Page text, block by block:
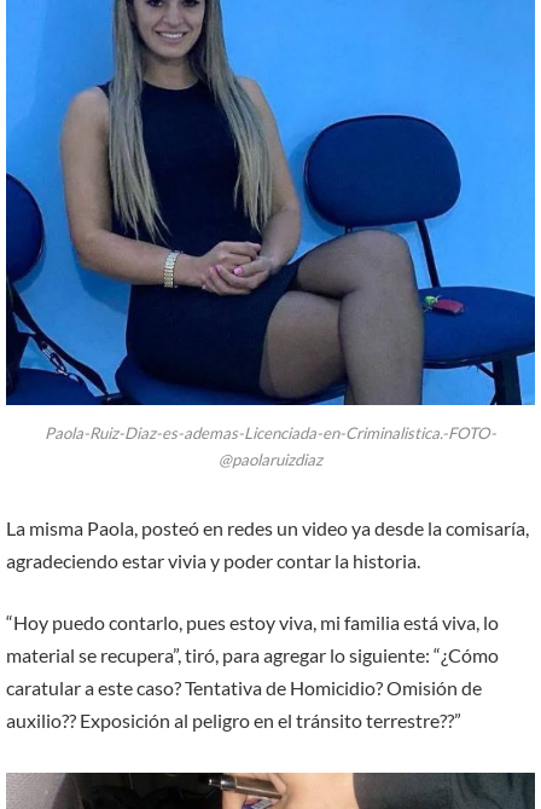
Paola-Ruiz-Diaz-es-ademas-Licenciada-en-Criminalistica.-FOTO-
@paolaruizdiaz
La misma Paola, posteó en redes un video ya desde la comisaría,
agradeciendo estar vivia y poder contar la historia.
“Hoy puedo contarlo, pues estoy viva, mi familia está viva, lo
material se recupera”, tiró, para agregar lo siguiente: “¿Cómo
caratular a este caso? Tentativa de Homicidio? Omisión de
auxilio?? Exposición al peligro en el tránsito terrestre??”